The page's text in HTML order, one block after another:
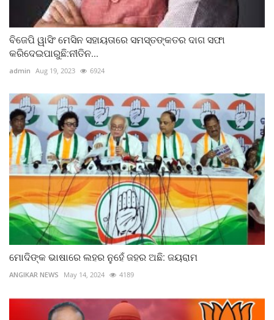
ବିଜେପି ୱାସିଂ ମେସିନ ସହାୟତାରେ ସମସ୍ତଙ୍କତର ଦାଗ ସଫା
କରିଦେଇପାରୁଛି:ନୀତିନ...
admin Aug 19, 2023 6924
ମୋଦିଙ୍କ ଭାଷାରେ ଲହର ନୁହେଁ ଜହର ଅଛି: ଜୟରାମ
ANGIKAR NEWS May 14, 2024 4189